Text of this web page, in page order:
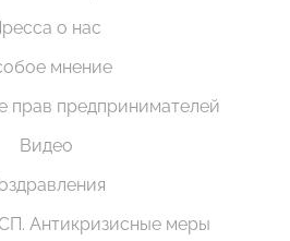
о нас
мнение
прав предпринимателей
Видео
Антикризисные меры